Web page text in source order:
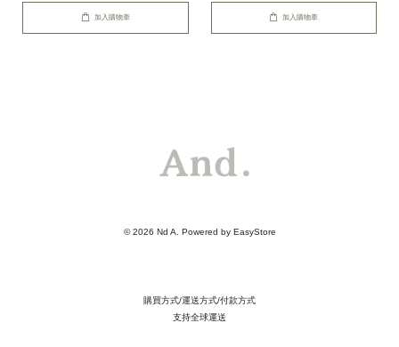
加入購物車 加入購物車
© 2026 Nd A. Powered by EasyStore
購買方式/運送方式/付款方式
支持全球運送